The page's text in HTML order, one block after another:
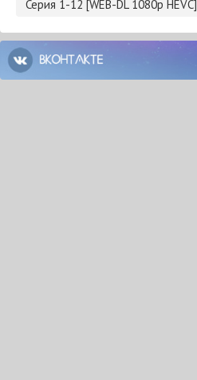
Серия 1-12 [WEB-DL 1080p HEVC]